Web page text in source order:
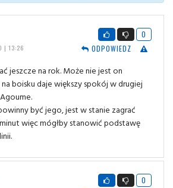
| 13:26
0
ODPOWIEDZ
jeszcze na rok. Może nie jest on
boisku daje większy spokój w drugiej
być jego, jest w stanie zagrać
więc mógłby stanowić podstawę
0